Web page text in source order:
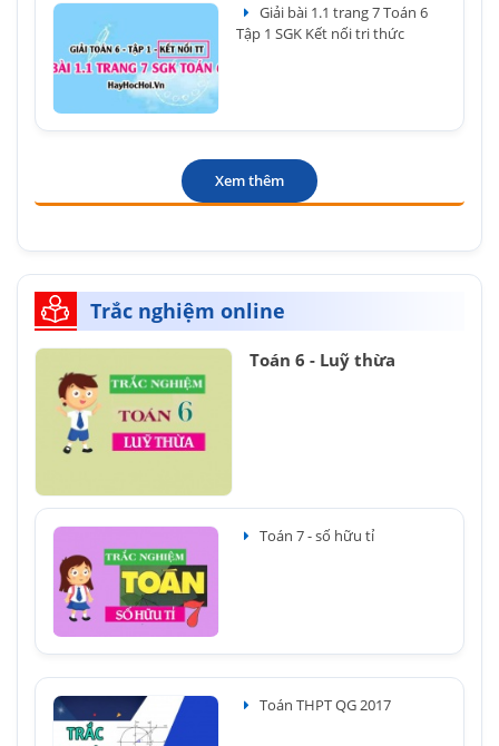
Giải bài 1.1 trang 7 Toán 6
Tập 1 SGK Kết nối tri thức
Xem thêm
Trắc nghiệm online
Toán 6 - Luỹ thừa
Toán 7 - số hữu tỉ
Toán THPT QG 2017